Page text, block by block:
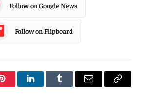
Follow on Google News
Follow on Flipboard
PinterestLinkedInTumblr Email
Copy